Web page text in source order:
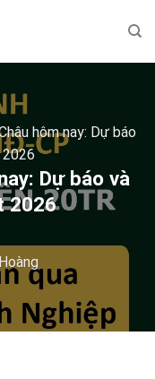
hôm nay: Dự báo
Dự báo và
2026